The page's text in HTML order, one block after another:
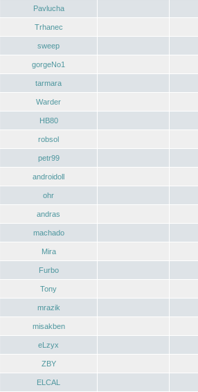
Pavlucha
Trhanec
sweep
gorgeNo1
tarmara
Warder
HB80
robsol
petr99
androidoll
ohr
andras
machado
Mira
Furbo
Tony
mrazik
misakben
eLzyx
ZBY
ELCAL